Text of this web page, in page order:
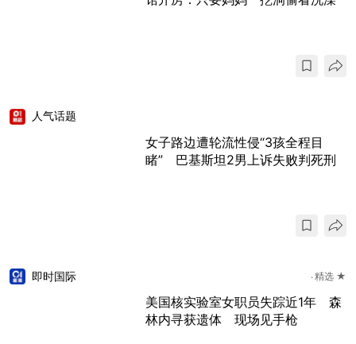
人气话题
女子路边遭轮流性侵“3孩全程目
睹” 巴基斯坦2男上诉失败判死刑
即时国际 精选 ★
美国核实验室女职员失踪近1年 森
林内寻获遗体 现场见手枪